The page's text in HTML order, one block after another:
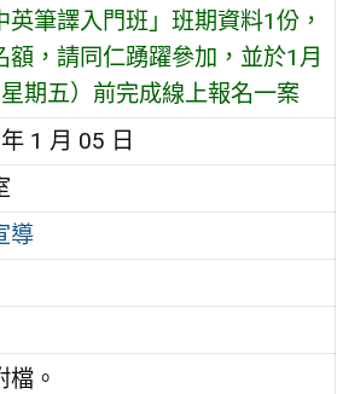
英筆譯入門班」班期資料1份，
額，請同仁踴躍參加，並於1月
期五）前完成線上報名一案
1 月 05 日
導
檔。